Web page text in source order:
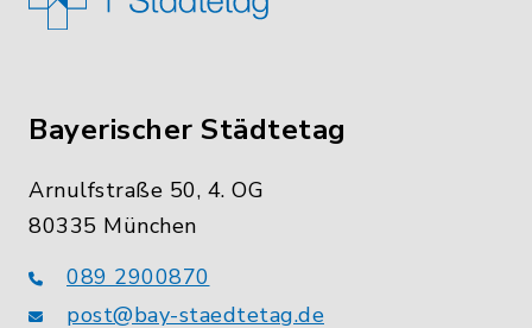
Bayerischer Städtetag
Arnulfstraße 50, 4. OG
80335 München
089 2900870
post@bay-staedtetag.de